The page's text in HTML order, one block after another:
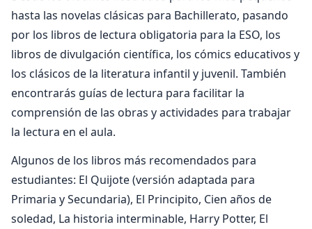
hasta las novelas clásicas para Bachillerato, pasando
por los libros de lectura obligatoria para la ESO, los
libros de divulgación científica, los cómics educativos y
los clásicos de la literatura infantil y juvenil. También
encontrarás guías de lectura para facilitar la
comprensión de las obras y actividades para trabajar
la lectura en el aula.
Algunos de los libros más recomendados para
estudiantes: El Quijote (versión adaptada para
Primaria y Secundaria), El Principito, Cien años de
soledad, La historia interminable, Harry Potter, El